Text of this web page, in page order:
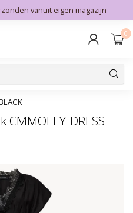
vanuit eigen magazijn
0
DRESS